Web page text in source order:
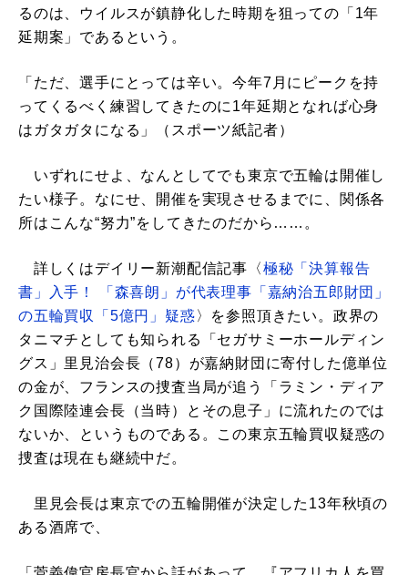
るのは、ウイルスが鎮静化した時期を狙っての「1年
延期案」であるという。
「ただ、選手にとっては辛い。今年7月にピークを持
ってくるべく練習してきたのに1年延期となれば心身
はガタガタになる」（スポーツ紙記者）
いずれにせよ、なんとしてでも東京で五輪は開催し
たい様子。なにせ、開催を実現させるまでに、関係各
所はこんな“努力”をしてきたのだから……。
詳しくはデイリー新潮配信記事〈極秘「決算報告
書」入手！ 「森喜朗」が代表理事「嘉納治五郎財団」
の五輪買収「5億円」疑惑〉を参照頂きたい。政界の
タニマチとしても知られる「セガサミーホールディン
グス」里見治会長（78）が嘉納財団に寄付した億単位
の金が、フランスの捜査当局が追う「ラミン・ディア
ク国際陸連会長（当時）とその息子」に流れたのでは
ないか、というものである。この東京五輪買収疑惑の
捜査は現在も継続中だ。
里見会長は東京での五輪開催が決定した13年秋頃の
ある酒席で、